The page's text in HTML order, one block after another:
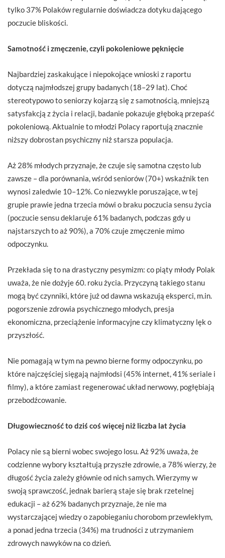
tylko 37% Polaków regularnie doświadcza dotyku dającego
poczucie bliskości.
Samotność i zmęczenie, czyli pokoleniowe pęknięcie
Najbardziej zaskakujące i niepokojące wnioski z raportu
dotyczą najmłodszej grupy badanych (18–29 lat). Choć
stereotypowo to seniorzy kojarzą się z samotnością, mniejszą
satysfakcją z życia i relacji, badanie pokazuje głęboką przepaść
pokoleniową. Aktualnie to młodzi Polacy raportują znacznie
niższy dobrostan psychiczny niż starsza populacja.
Aż 28% młodych przyznaje, że czuje się samotna często lub
zawsze – dla porównania, wśród seniorów (70+) wskaźnik ten
wynosi zaledwie 10–12%. Co niezwykle poruszające, w tej
grupie prawie jedna trzecia mówi o braku poczucia sensu życia
(poczucie sensu deklaruje 61% badanych, podczas gdy u
najstarszych to aż 90%), a 70% czuje zmęczenie mimo
odpoczynku.
Przekłada się to na drastyczny pesymizm: co piąty młody Polak
uważa, że nie dożyje 60. roku życia. Przyczyną takiego stanu
mogą być czynniki, które już od dawna wskazują eksperci, m.in.
pogorszenie zdrowia psychicznego młodych, presja
ekonomiczna, przeciążenie informacyjne czy klimatyczny lęk o
przyszłość.
Nie pomagają w tym na pewno bierne formy odpoczynku, po
które najczęściej sięgają najmłodsi (45% internet, 41% seriale i
filmy), a które zamiast regenerować układ nerwowy, pogłębiają
przebodźcowanie.
Długowieczność to dziś coś więcej niż liczba lat życia
Polacy nie są bierni wobec swojego losu. Aż 92% uważa, że
codzienne wybory kształtują przyszłe zdrowie, a 78% wierzy, że
długość życia zależy głównie od nich samych. Wierzymy w
swoją sprawczość, jednak barierą staje się brak rzetelnej
edukacji – aż 62% badanych przyznaje, że nie ma
wystarczającej wiedzy o zapobieganiu chorobom przewlekłym,
a ponad jedna trzecia (34%) ma trudności z utrzymaniem
zdrowych nawyków na co dzień.